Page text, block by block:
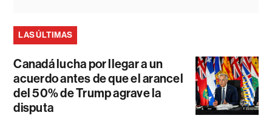
LAS ÚLTIMAS
Canadá lucha por llegar a un
acuerdo antes de que el arancel
del 50% de Trump agrave la
disputa